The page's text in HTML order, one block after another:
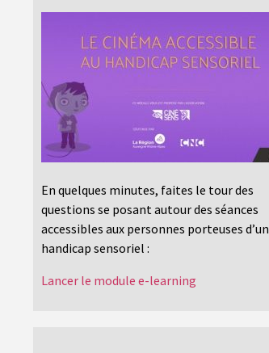
En quelques minutes, faites le tour des
questions se posant autour des séances
accessibles aux personnes porteuses d’un
handicap sensoriel :
Lancer le module e-learning